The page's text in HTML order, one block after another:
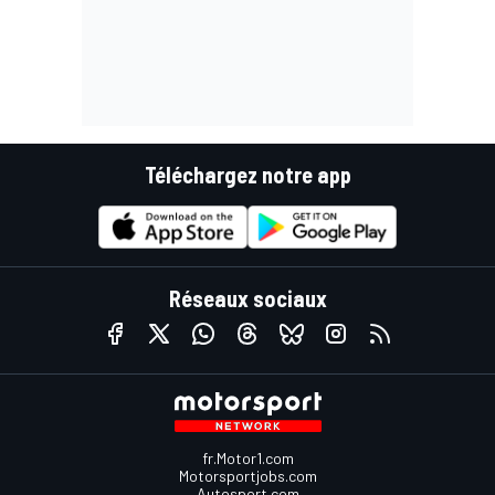
Téléchargez notre app
Réseaux sociaux
fr.Motor1.com
Motorsportjobs.com